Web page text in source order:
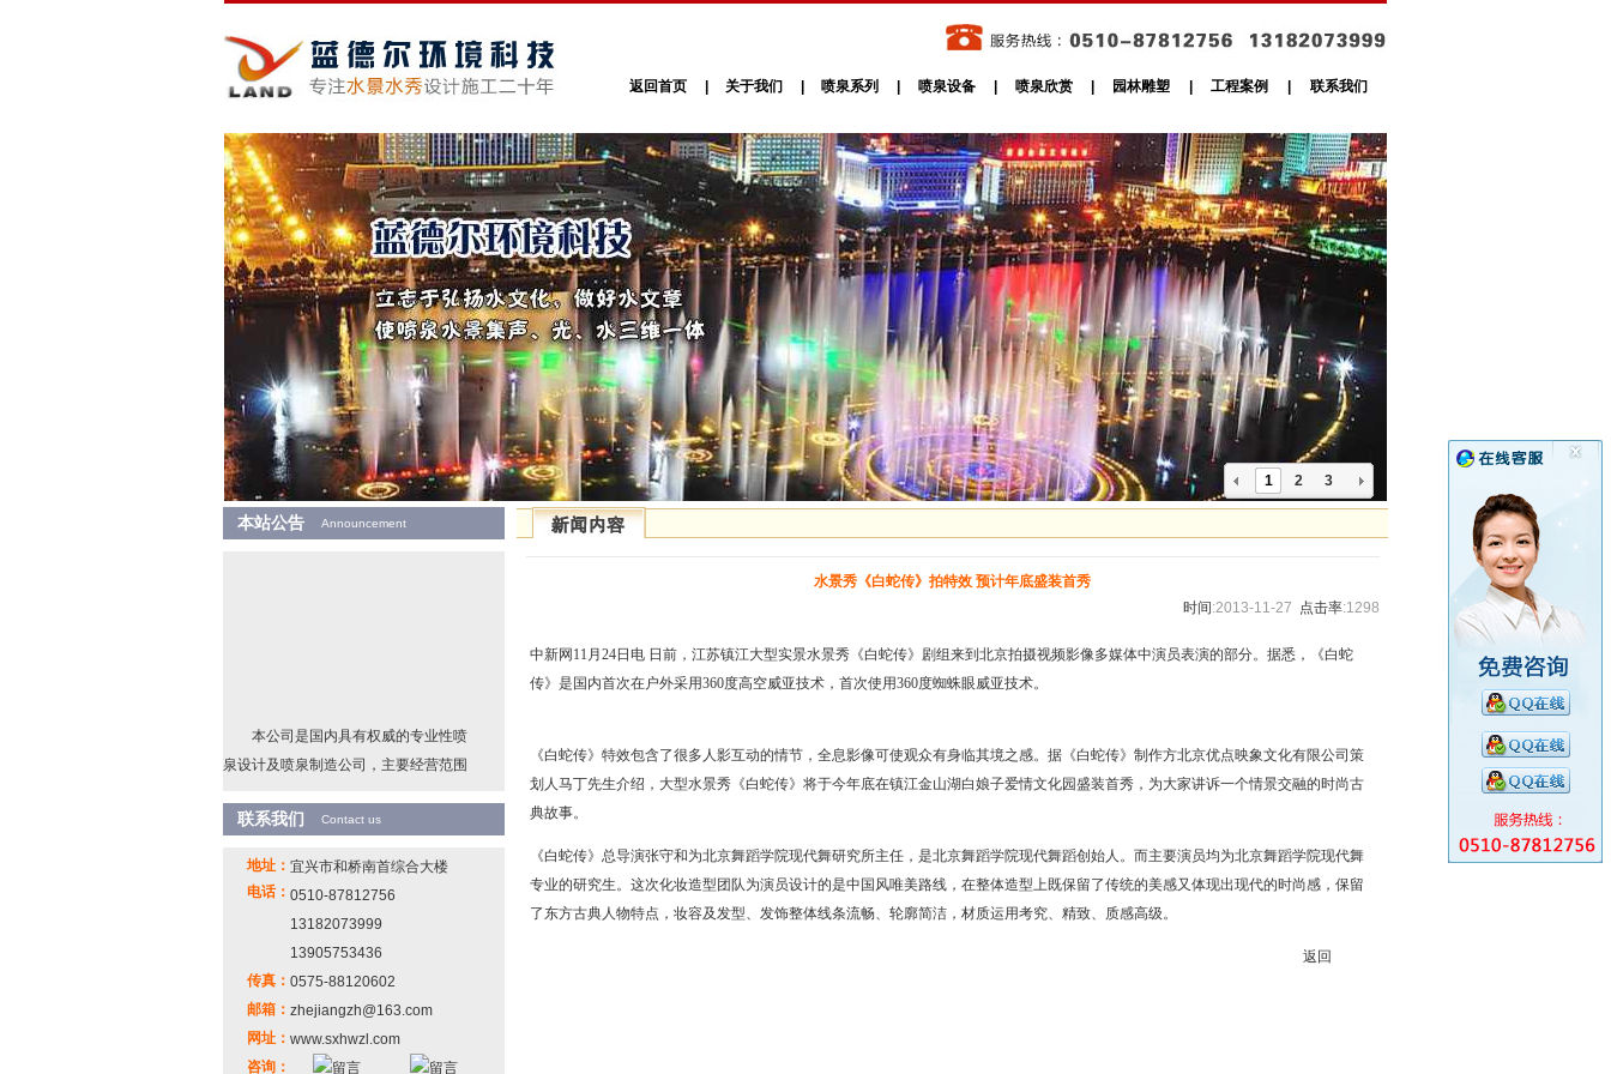
返回首页 关于我们 喷泉系列 喷泉设备 喷泉欣赏 园林雕塑 工程案例 联系我们
本站公告 Announcement
本公司是国内具有权威的专业性喷
泉设计及喷泉制造公司，主要经营范围
泉、 雕塑喷泉、激光 水幕电影、湖中升
等。 并能根据客户的需求设计、制作、
安装其他特殊种类的喷泉工程。
联系我们 Contact us
地址： 宜兴市和桥南首综合大楼
电话： 0510-87812756
13182073999
13905753436
传真： 0575-88120602
邮箱： zhejiangzh@163.com
网址： www.sxhwzl.com
咨询：
水景秀《白蛇传》拍特效 预计年底盛装首秀
时间 :2013-11-27 点击率:1298
中新网11月24日电 日前，江苏镇江大型实景水景秀《白蛇传》剧组来到北京拍摄视频影像多媒体中演员表演的部分。据悉，《白蛇
传》是国内首次在户外采用360度高空威亚技术，首次使用360度蜘蛛眼威亚技术。
《白蛇传》特效包含了很多人影互动的情节，全息影像可使观众有身临其境之感。据《白蛇传》制作方北京优点映象文化有限公司策
划人马丁先生介绍，大型水景秀《白蛇传》将于今年底在镇江金山湖白娘子爱情文化园盛装首秀，为大家讲诉一个情景交融的时尚古
典故事。
《白蛇传》总导演张守和为北京舞蹈学院现代舞研究所主任，是北京舞蹈学院现代舞蹈创始人。而主要演员均为北京舞蹈学院现代舞
专业的研究生。这次化妆造型团队为演员设计的是中国风唯美路线，在整体造型上既保留了传统的美感又体现出现代的时尚感，保留
了东方古典人物特点，妆容及发型、发饰整体线条流畅、轮廓简洁，材质运用考究、精致、质感高级。
返回